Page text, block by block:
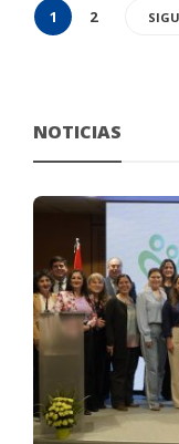
1 2
NOTICIAS